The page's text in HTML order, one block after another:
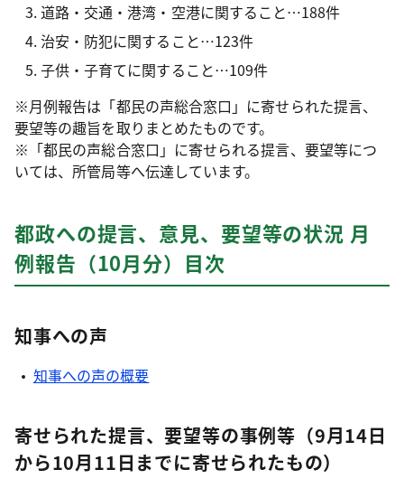
道路・交通・港湾・空港に関すること…188件
治安・防犯に関すること…123件
子供・子育てに関すること…109件
※月例報告は「都民の声総合窓口」に寄せられた提言、
要望等の趣旨を取りまとめたものです。
※「都民の声総合窓口」に寄せられる提言、要望等につ
いては、所管局等へ伝達しています。
都政への提言、意見、要望等の状況 月
例報告（10月分）目次
知事への声
知事への声の概要
寄せられた提言、要望等の事例等（9月14日
から10月11日までに寄せられたもの）